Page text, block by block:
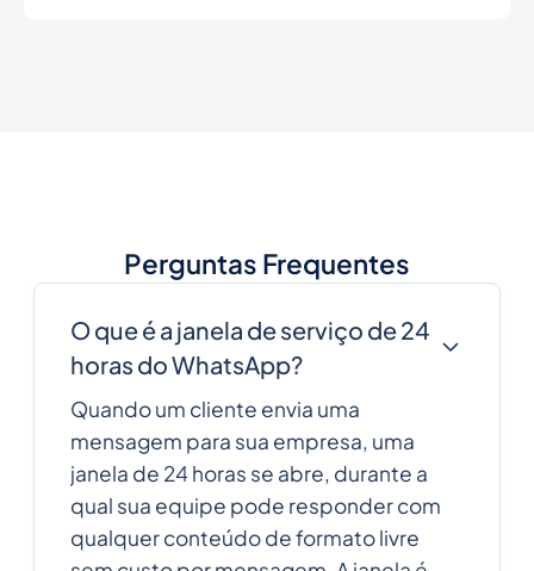
Perguntas Frequentes
O que é a janela de serviço de 24
horas do WhatsApp?
Quando um cliente envia uma
mensagem para sua empresa, uma
janela de 24 horas se abre, durante a
qual sua equipe pode responder com
qualquer conteúdo de formato livre